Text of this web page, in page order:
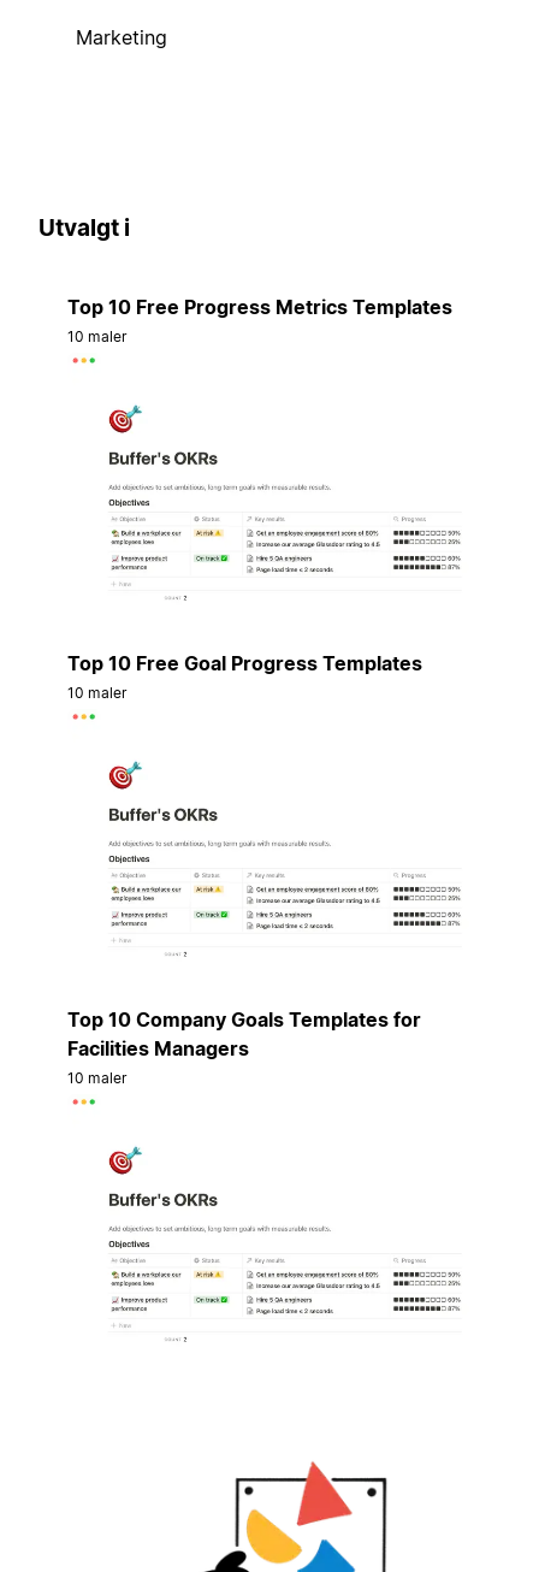
Marketing
Utvalgt i
Top 10 Free Progress Metrics Templates
10 maler
Top 10 Free Goal Progress Templates
10 maler
Top 10 Company Goals Templates for
Facilities Managers
10 maler